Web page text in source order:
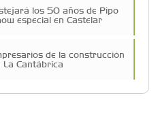
los 50 años de Pipo
especial en Castelar
de la construcción
La Cantábrica